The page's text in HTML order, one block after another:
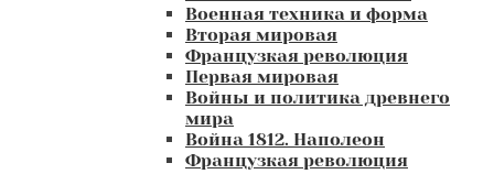
Военная техника и форма
Вторая мировая
Французкая революция
Первая мировая
Войны и политика древнего
мира
Война 1812. Наполеон
Французкая революция